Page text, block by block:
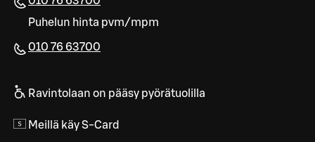
Puhelun hinta pvm/mpm
010 76 63700​
Ravintolaan on pääsy pyörätuolilla
Meillä käy S-Card